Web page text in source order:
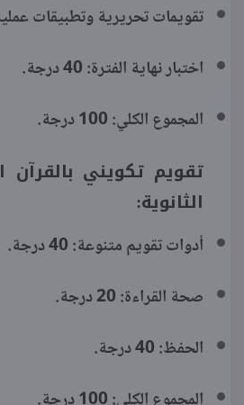
تقويمات تحريرية وتطبيقات عملية: 20
اختبار نهاية الفترة: 40 درجة.
المجموع الكلي: 100 درجة.
تقويم تكويني بالقرآن
الثانوية:
أدوات تقويم متنوعة: 40 درجة.
صحة القراءة: 20 درجة.
الحفظ: 40 درجة.